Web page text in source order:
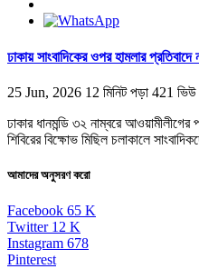
ঢাকায় সাংবাদিকের ওপর হামলার
25 Jun, 2026 12 মিনিট পড়া 421 ভিউ
ঢাকার ধানমন্ডি ৩২ নাম্বরে আওয়ামীলীগের
শিবিরের বিক্ষোভ মিছিল চলাকালে
আমাদের অনুসরণ করো
Facebook 65 K
Twitter 12 K
Instagram 678
Pinterest